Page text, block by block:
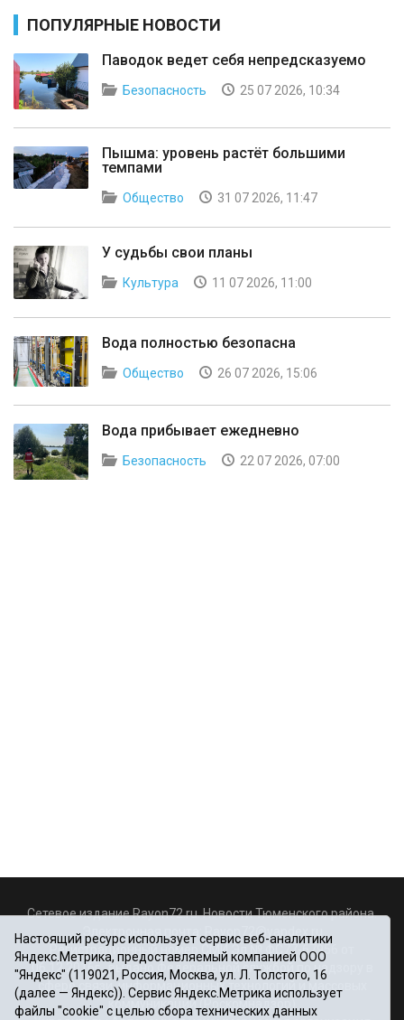
ПОПУЛЯРНЫЕ НОВОСТИ
Паводок ведет себя непредсказуемо
Безопасность 25 07 2026, 10:34
Пышма: уровень растёт большими
темпами
Общество 31 07 2026, 11:47
У судьбы свои планы
Культура 11 07 2026, 11:00
Вода полностью безопасна
Общество 26 07 2026, 15:06
Вода прибывает ежедневно
Безопасность 22 07 2026, 07:00
Сетевое издание Rayon72.ru. Новости Тюменского района.
Rayon72@yandex.ru
Регистрационный номер СМИ Эл № ФС77-67956 от
06.12.2016г., выдано Федеральной службой по надзору в
сфере связи, информационных технологий и массовых
коммуникаций (Роскомнадзор)
Настоящий ресурс использует сервис веб-аналитики
Яндекс.Метрика, предоставляемый компанией ООО
"Яндекс" (119021, Россия, Москва, ул. Л. Толстого, 16
(далее — Яндекс)). Сервис Яндекс.Метрика использует
файлы "cookie" с целью сбора технических данных